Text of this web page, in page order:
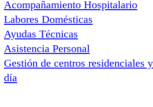
Acompañamiento Hospitalario
Labores Domésticas
Ayudas Técnicas
Asistencia Personal
Gestión de centros residenciales
día